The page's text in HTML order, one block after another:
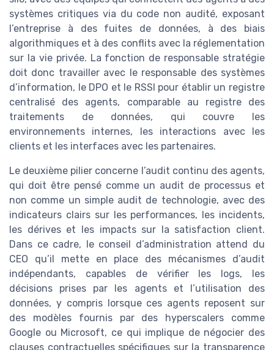
systèmes critiques via du code non audité, exposant
l’entreprise à des fuites de données, à des biais
algorithmiques et à des conflits avec la réglementation
sur la vie privée. La fonction de responsable stratégie
doit donc travailler avec le responsable des systèmes
d’information, le DPO et le RSSI pour établir un registre
centralisé des agents, comparable au registre des
traitements de données, qui couvre les
environnements internes, les interactions avec les
clients et les interfaces avec les partenaires.
Le deuxième pilier concerne l’audit continu des agents,
qui doit être pensé comme un audit de processus et
non comme un simple audit de technologie, avec des
indicateurs clairs sur les performances, les incidents,
les dérives et les impacts sur la satisfaction client.
Dans ce cadre, le conseil d’administration attend du
CEO qu’il mette en place des mécanismes d’audit
indépendants, capables de vérifier les logs, les
décisions prises par les agents et l’utilisation des
données, y compris lorsque ces agents reposent sur
des modèles fournis par des hyperscalers comme
Google ou Microsoft, ce qui implique de négocier des
clauses contractuelles spécifiques sur la transparence